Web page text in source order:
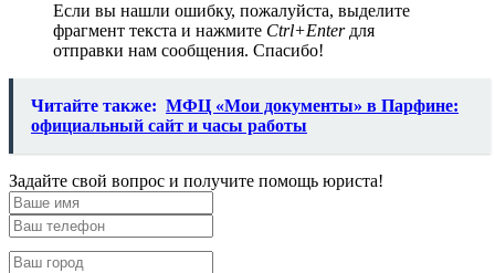
Если вы нашли ошибку, пожалуйста, выделите
фрагмент текста и нажмите Ctrl+Enterдля
отправки нам сообщения. Спасибо!
Читайте также: МФЦ «Мои документы» в Парфине:
официальный сайт и часы работы
Задайте свой вопрос и получите помощь юриста!